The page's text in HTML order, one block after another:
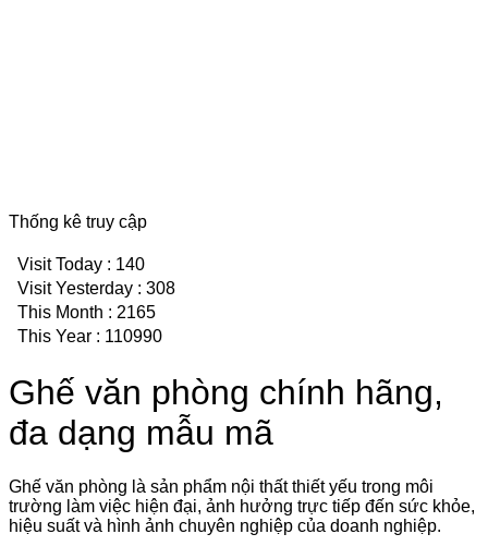
Thống kê truy cập
Visit Today : 140
Visit Yesterday : 308
This Month : 2165
This Year : 110990
Ghế văn phòng chính hãng,
đa dạng mẫu mã
Ghế văn phòng là sản phẩm nội thất thiết yếu trong môi
trường làm việc hiện đại, ảnh hưởng trực tiếp đến sức khỏe,
hiệu suất và hình ảnh chuyên nghiệp của doanh nghiệp.